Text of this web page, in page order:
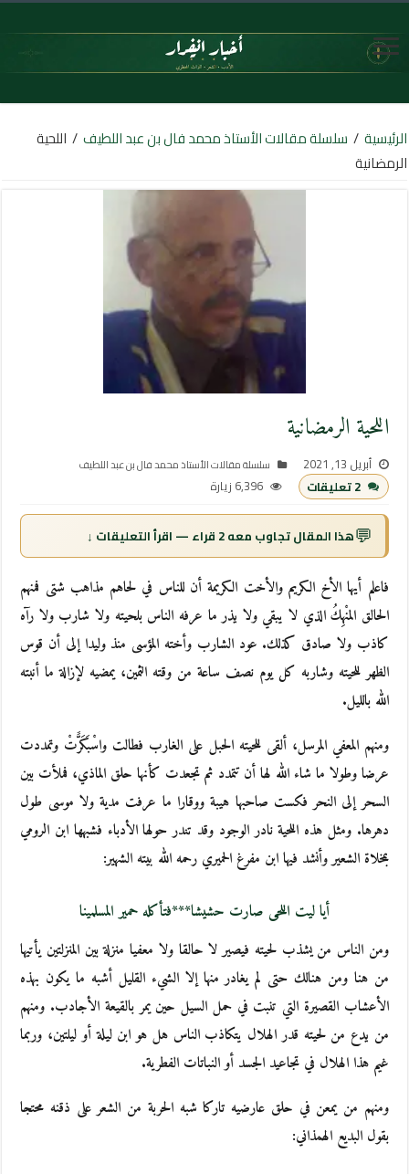
الرئيسية / سلسلة مقالات الأستاذ محمد فال بن عبد اللطيف / اللحية
الرمضانية
اللحية الرمضانية
أبريل 13, 2021 سلسلة مقالات الأستاذ محمد فال بن عبد اللطيف
2 تعليقات 6,396 زيارة
💬هذا المقال تجاوب معه 2 قراء — اقرأ التعليقات ↓
فاعلم أيها الأخ الكريم والأخت الكريمة أن للناس في لحاهم مذاهب شتى فمنهم
الحالق المنْهِكُ الذي لا يبقي ولا يذر ما عرفه الناس بلحيته ولا شارب ولا رآه
كاذب ولا صادق كذلك. عود الشارب وأخته المؤسى منذ وليدا إلى أن قوس
الظهر للحيته وشاربه كل يوم نصف ساعة من وقته الثمين، يمضيه لإزالة ما أنبته
الله بالليل.
ومنهم المعفي المرسل، ألقى للحيته الحبل على الغارب فطالت واسْبَكَرََّتْ وتمددت
عرضا وطولا ما شاء الله لها أن تتمدد ثم تجعدت كأنها حلق الماذي، فملأت بين
السحر إلى النحر فكست صاحبها هيبة ووقارا ما عرفت مدية ولا موسى طول
دهرها. ومثل هذه اللحية نادر الوجود وقد تندر حولها الأدباء فشبهها ابن الرومي
بمخلاة الشعير وأنشد فيها ابن مفرغ الحميري رحمه الله بيته الشهير:
أيا ليت اللحى صارت حشيشا***فتأكله حمير المسلمينا
ومن الناس من يشذب لحيته فيصير لا حالقا ولا معفيا منزلة بين المنزلتين يأتيها
من هنا ومن هنالك حتى لم يغادر منها إلا الشيء القليل أشبه ما يكون بهذه
الأعشاب القصيرة التي تنبت في حمل السيل حين يمر بالقيعة الأجادب. ومنهم
من يدع من لحيته قدر الهلال يتكاذب الناس هل هو ابن ليلة أو ليلتين، وربما
غيم هذا الهلال في تجاعيد الجسد أو النباتات الفطرية.
ومنهم من يمعن في حلق عارضيه تاركا شبه الحربة من الشعر على ذقنه محتجا
بقول البديع الهمذاني: